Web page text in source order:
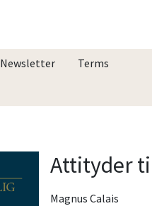
Newsletter Terms
Attityder
Magnus Calais